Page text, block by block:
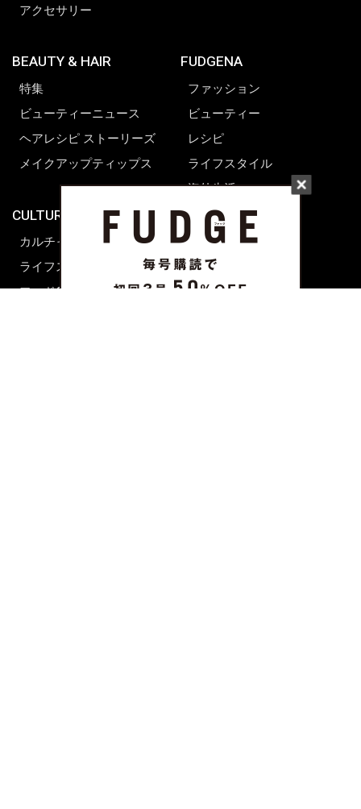
アクセサリー
BEAUTY & HAIR
特集
ビューティーニュース
ヘアレシピ ストーリーズ
メイクアップティップス
CULTURE & LIFE
カルチャー
ライフスタイル
フード&ドリンク
FUDGENA
ファッション
ビューティー
レシピ
ライフスタイル
海外生活